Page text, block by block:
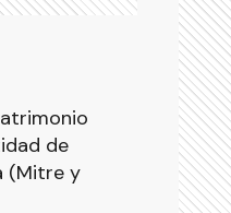
de
(Mitre y